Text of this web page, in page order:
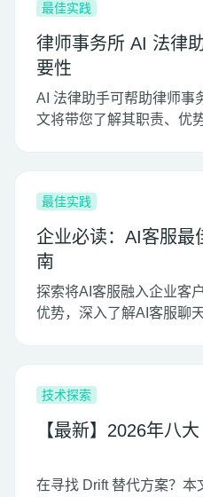
最佳实践
律师事务所 AI 法律
要性
AI 法律助手可帮助律师事
文将带您了解其职责、优
最佳实践
企业必读：AI客服最
南
探索将AI客服融入企业客
优势，深入了解AI客服聊
技术探索
【最新】2026年八
在寻找 Drift 替代方案？本